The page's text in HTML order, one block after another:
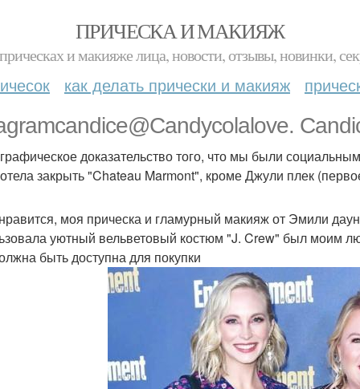
ПРИЧЕСКА И МАКИЯЖ
и макияже лица, новости, отзывы, новинки,
как делать прически и макияж
доказательство того, что мы были
закрыть "Chateau Marmont", кроме Джули плек
моя прическа и гламурный макияж от Эмили
уютный вельветовый костюм "J. Crew" был моим
быть доступна для покупки